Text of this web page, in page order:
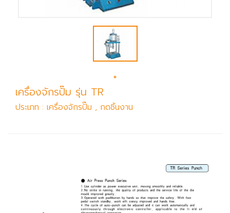
เครื่องจักรปั๊ม รุ่น TR
ประเภท : เครื่องจักรปั๊ม , กดชิ้นงาน